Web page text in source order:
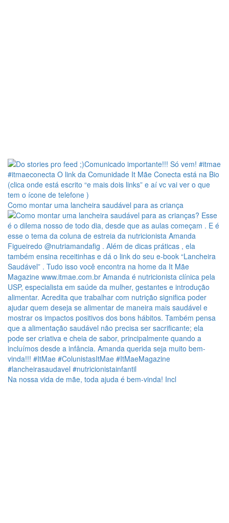
Como montar uma lancheira saudável para as criança
Na nossa vida de mãe, toda ajuda é bem-vinda! Incl